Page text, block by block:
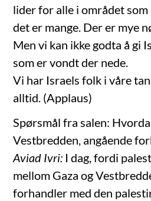
lider for alle i området
det er mange. Der er mye
Men vi kan ikke godta å gi
som er vondt der nede.
Vi har Israels folk i våre
alltid. (Applaus)
Spørsmål fra salen:
Vestbredden, angående
Aviad Ivri: I dag, fordi
mellom Gaza og
forhandler med den